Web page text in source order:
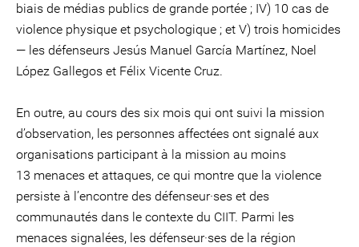
biais de médias publics de grande portée ; IV) 10 cas de
violence physique et psychologique ; et V) trois homicides
— les défenseurs Jesús Manuel García Martínez, Noel
López Gallegos et Félix Vicente Cruz.
En outre, au cours des six mois qui ont suivi la mission
d’observation, les personnes affectées ont signalé aux
organisations participant à la mission au moins
13 menaces et attaques, ce qui montre que la violence
persiste à l’encontre des défenseur·ses et des
communautés dans le contexte du CIIT. Parmi les
menaces signalées, les défenseur·ses de la région